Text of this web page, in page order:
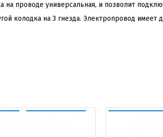
на проводе универсальная, и позволит
колодка на 3 гнезда. Электропровод имеет